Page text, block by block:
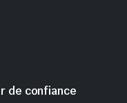
de confiance